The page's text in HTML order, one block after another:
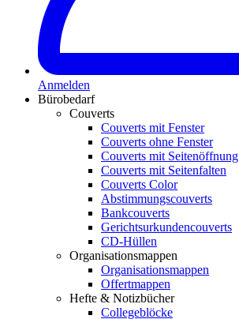
Anmelden
Bürobedarf
Couverts
Couverts mit Fenster
Couverts ohne Fenster
Couverts mit Seitenöffnung
Couverts mit Seitenfalten
Couverts Color
Abstimmungscouverts
Bankcouverts
Gerichtsurkundencouverts
CD-Hüllen
Organisationsmappen
Organisationsmappen
Offertmappen
Hefte & Notizbücher
Collegeblöcke